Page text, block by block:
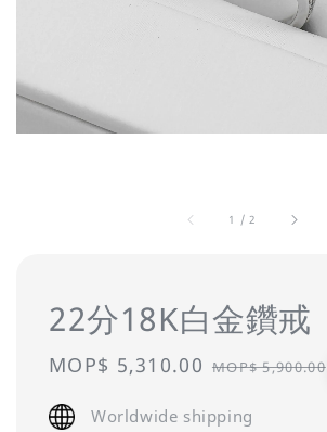
1 / 2
22分18K白金鑽戒
Sale
MOP$ 5,310.00 Regular
MOP$ 5,900.00
Worldwide shipping